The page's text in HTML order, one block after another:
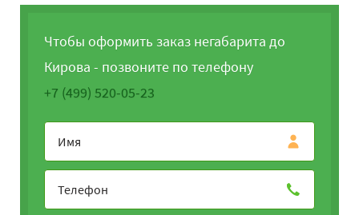
Чтобы оформить заказ негабарита до
Кирова - позвоните по телефону
+7 (499) 520-05-23